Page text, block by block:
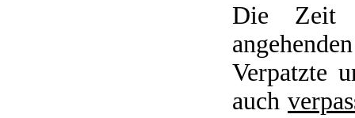
Die Zeit
Verpatzte
auch